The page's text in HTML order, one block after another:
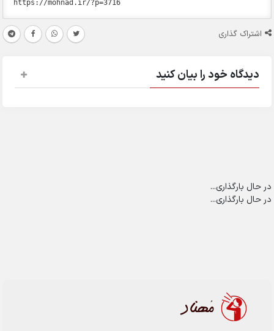
اشتراک گذاری
دیدگاه خود را بیان کنید
در حال بارگذاری...
در حال بارگذاری...